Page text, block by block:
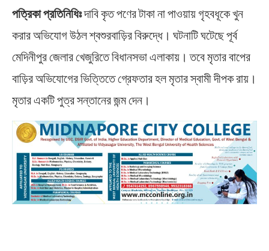
পত্রিকা প্রতিনিধিঃদাবি কৃত পণের টাকা না পাওয়ায় গৃহবধূকে খুন
করার অভিযোগ উঠল শ্বশুরবাড়ির বিরুদ্ধে। ঘটনাটি ঘটেছে পূর্ব
মেদিনীপুর জেলার খেজুরিতে বিধানসভা এলাকায়। তবে মৃতার বাপের
বাড়ির অভিযোগের ভিত্তিতে গ্রেফতার হল মৃতার স্বামী দীপক রায়।
মৃতার একটি পুত্র সন্তানের জন্ম দেন।